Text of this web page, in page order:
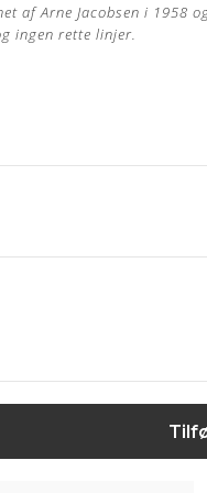
af Arne Jacobsen i 1958
ingen rette linjer.
møbelpolstrer.Læs
garanti
anilin læder.